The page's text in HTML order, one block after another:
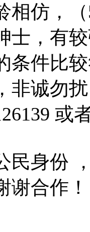
相仿，
士，有
条件比
非诚勿
或
民身份
谢合作！